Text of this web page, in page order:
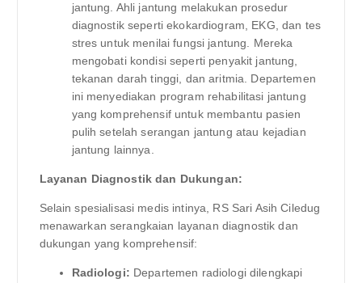
jantung. Ahli jantung melakukan prosedur
diagnostik seperti ekokardiogram, EKG, dan tes
stres untuk menilai fungsi jantung. Mereka
mengobati kondisi seperti penyakit jantung,
tekanan darah tinggi, dan aritmia. Departemen
ini menyediakan program rehabilitasi jantung
yang komprehensif untuk membantu pasien
pulih setelah serangan jantung atau kejadian
jantung lainnya.
Layanan Diagnostik dan Dukungan:
Selain spesialisasi medis intinya, RS Sari Asih Ciledug
menawarkan serangkaian layanan diagnostik dan
dukungan yang komprehensif:
Radiologi: Departemen radiologi dilengkapi